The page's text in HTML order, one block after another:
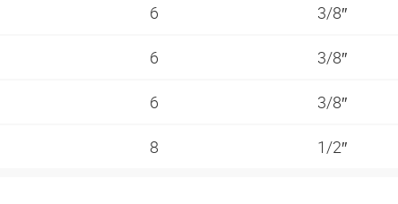
6 3/8″
6 3/8″
6 3/8″
8 1/2″